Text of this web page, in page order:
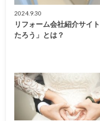
2024.9.30
リフォーム会社紹介サイ
たろう」とは？